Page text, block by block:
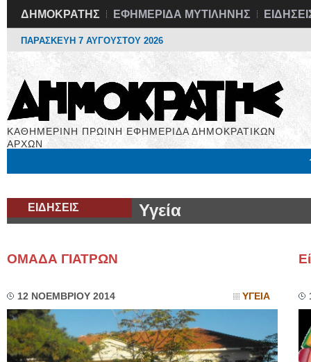
ΔΗΜΟΚΡΑΤΗΣ ΕΦΗΜΕΡΙΔΑ ΜΥΤΙΛΗΝΗΣ
ΠΑΡΑΣΚΕΥΗ 7 ΑΥΓΟΥΣΤΟΥ 2026
ΚΑΘΗΜΕΡΙΝΗ ΠΡΩΙΝΗ ΕΦΗΜΕΡΙΔΑ ΔΗΜΟΚΡΑΤΙΚΩΝ
ΑΡΧΩΝ
ΕΙΔΗΣΕΙΣ Υγεία
ΟΜΑΔΑ ΓΙΑΤΡΩΝ
12 ΝΟΕΜΒΡΙΟΥ 2014 ΥΓΕΙΑ